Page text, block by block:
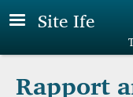
Aller au contenu
Site Ife
Rapport